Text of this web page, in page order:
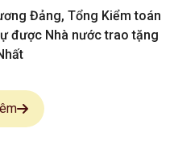
Đảng, Tổng Kiểm toán
được Nhà nước trao tặng